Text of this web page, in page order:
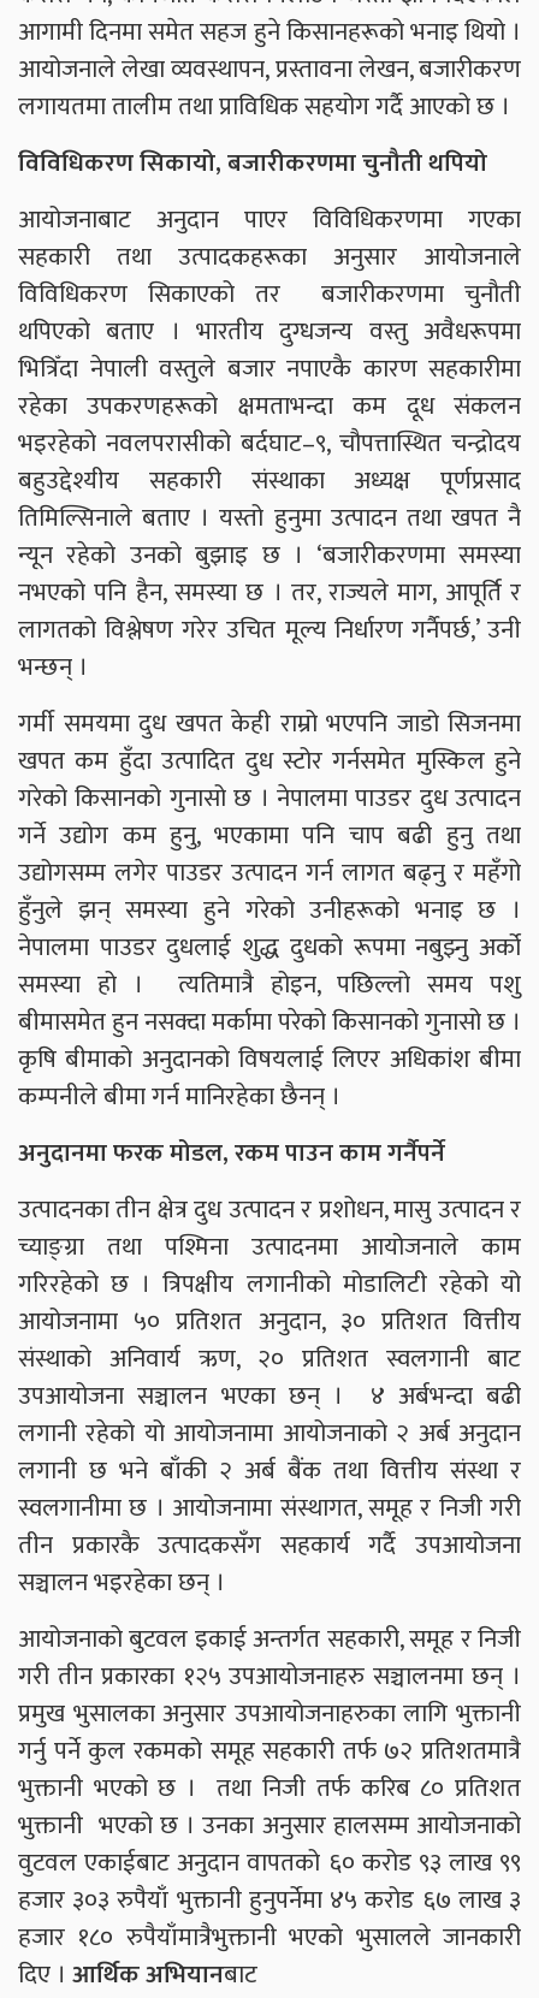
आगामी दिनमा समेत सहज हुने किसानहरूको भनाइ थियो ।
आयोजनाले लेखा व्यवस्थापन, प्रस्तावना लेखन, बजारीकरण
लगायतमा तालीम तथा प्राविधिक सहयोग गर्दै आएको छ ।
विविधिकरण सिकायो, बजारीकरणमा चुनौती थपियो
आयोजनाबाट अनुदान पाएर विविधिकरणमा गएका
सहकारी तथा उत्पादकहरूका अनुसार आयोजनाले
विविधिकरण सिकाएको तर बजारीकरणमा चुनौती
थपिएको बताए । भारतीय दुग्धजन्य वस्तु अवैधरूपमा
भित्रिँदा नेपाली वस्तुले बजार नपाएकै कारण सहकारीमा
रहेका उपकरणहरूको क्षमताभन्दा कम दूध संकलन
भइरहेको नवलपरासीको बर्दघाट–९, चौपत्तास्थित चन्द्रोदय
बहुउद्देश्यीय सहकारी संस्थाका अध्यक्ष पूर्णप्रसाद
तिमिल्सिनाले बताए । यस्तो हुनुमा उत्पादन तथा खपत नै
न्यून रहेको उनको बुझाइ छ । ‘बजारीकरणमा समस्या
नभएको पनि हैन, समस्या छ । तर, राज्यले माग, आपूर्ति र
लागतको विश्लेषण गरेर उचित मूल्य निर्धारण गर्नैपर्छ,’ उनी
भन्छन् ।
गर्मी समयमा दुध खपत केही राम्रो भएपनि जाडो सिजनमा
खपत कम हुँदा उत्पादित दुध स्टोर गर्नसमेत मुस्किल हुने
गरेको किसानको गुनासो छ । नेपालमा पाउडर दुध उत्पादन
गर्ने उद्योग कम हुनु, भएकामा पनि चाप बढी हुनु तथा
उद्योगसम्म लगेर पाउडर उत्पादन गर्न लागत बढ्नु र महँगो
हुँनुले झन् समस्या हुने गरेको उनीहरूको भनाइ छ ।
नेपालमा पाउडर दुधलाई शुद्ध दुधको रूपमा नबुझ्नु अर्को
समस्या हो । त्यतिमात्रै होइन, पछिल्लो समय पशु
बीमासमेत हुन नसक्दा मर्कामा परेको किसानको गुनासो छ ।
कृषि बीमाको अनुदानको विषयलाई लिएर अधिकांश बीमा
कम्पनीले बीमा गर्न मानिरहेका छैनन् ।
अनुदानमा फरक मोडल, रकम पाउन काम गर्नैपर्ने
उत्पादनका तीन क्षेत्र दुध उत्पादन र प्रशोधन, मासु उत्पादन र
च्याङ्ग्रा तथा पश्मिना उत्पादनमा आयोजनाले काम
गरिरहेको छ । त्रिपक्षीय लगानीको मोडालिटी रहेको यो
आयोजनामा ५० प्रतिशत अनुदान, ३० प्रतिशत वित्तीय
संस्थाको अनिवार्य ऋण, २० प्रतिशत स्वलगानी बाट
उपआयोजना सञ्चालन भएका छन् । ४ अर्बभन्दा बढी
लगानी रहेको यो आयोजनामा आयोजनाको २ अर्ब अनुदान
लगानी छ भने बाँकी २ अर्ब बैंक तथा वित्तीय संस्था र
स्वलगानीमा छ । आयोजनामा संस्थागत, समूह र निजी गरी
तीन प्रकारकै उत्पादकसँग सहकार्य गर्दै उपआयोजना
सञ्चालन भइरहेका छन् ।
आयोजनाको बुटवल इकाई अन्तर्गत सहकारी, समूह र निजी
गरी तीन प्रकारका १२५ उपआयोजनाहरु सञ्चालनमा छन् ।
प्रमुख भुसालका अनुसार उपआयोजनाहरुका लागि भुक्तानी
गर्नु पर्ने कुल रकमको समूह सहकारी तर्फ ७२ प्रतिशतमात्रै
भुक्तानी भएको छ । तथा निजी तर्फ करिब ८० प्रतिशत
भुक्तानी भएको छ । उनका अनुसार हालसम्म आयोजनाको
वुटवल एकाईबाट अनुदान वापतको ६० करोड ९३ लाख ९९
हजार ३०३ रुपैयाँ भुक्तानी हुनुपर्नेमा ४५ करोड ६७ लाख ३
हजार १८० रुपैयाँमात्रैभुक्तानी भएको भुसालले जानकारी
दिए । आर्थिक अभियानबाट